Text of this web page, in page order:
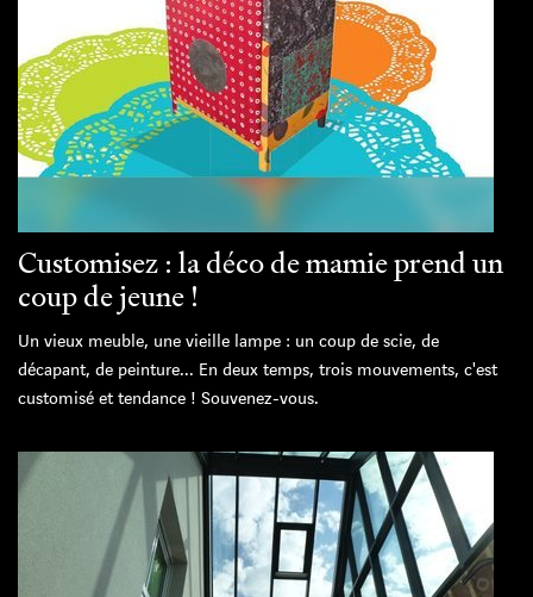
Customisez : la déco de mamie prend un
coup de jeune !
Un vieux meuble, une vieille lampe : un coup de scie, de
décapant, de peinture... En deux temps, trois mouvements, c'est
customisé et tendance ! Souvenez-vous.